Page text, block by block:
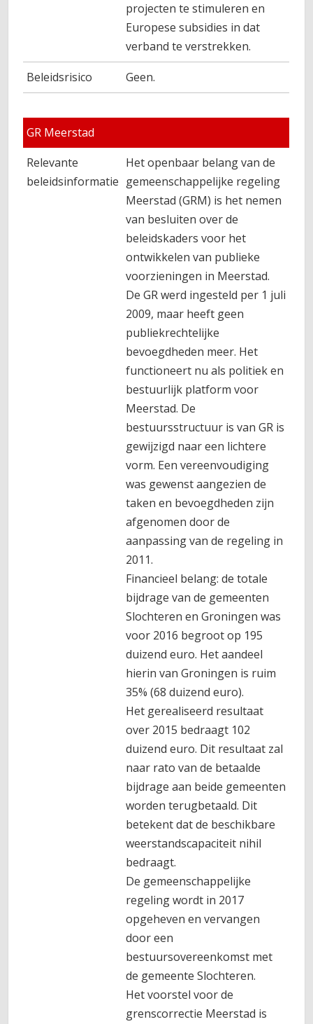
projecten te stimuleren en
Europese subsidies in dat
verband te verstrekken.
Beleidsrisico
Geen.
GR Meerstad
Relevante
beleidsinformatie
Het openbaar belang van de
gemeenschappelijke regeling
Meerstad (GRM) is het nemen
van besluiten over de
beleidskaders voor het
ontwikkelen van publieke
voorzieningen in Meerstad.
De GR werd ingesteld per 1 juli
2009, maar heeft geen
publiekrechtelijke
bevoegdheden meer. Het
functioneert nu als politiek en
bestuurlijk platform voor
Meerstad. De
bestuursstructuur is van GR is
gewijzigd naar een lichtere
vorm. Een vereenvoudiging
was gewenst aangezien de
taken en bevoegdheden zijn
afgenomen door de
aanpassing van de regeling in
2011.
Financieel belang: de totale
bijdrage van de gemeenten
Slochteren en Groningen was
voor 2016 begroot op 195
duizend euro. Het aandeel
hierin van Groningen is ruim
35% (68 duizend euro).
Het gerealiseerd resultaat
over 2015 bedraagt 102
duizend euro. Dit resultaat zal
naar rato van de betaalde
bijdrage aan beide gemeenten
worden terugbetaald. Dit
betekent dat de beschikbare
weerstandscapaciteit nihil
bedraagt.
De gemeenschappelijke
regeling wordt in 2017
opgeheven en vervangen
door een
bestuursovereenkomst met
de gemeente Slochteren.
Het voorstel voor de
grenscorrectie Meerstad is